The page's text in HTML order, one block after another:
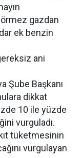
gazdan
ek benzin
ani
Şube Başkanı
dikkat
10 ile yüzde
vurguladı.
tüketmesinin
vurgulayan